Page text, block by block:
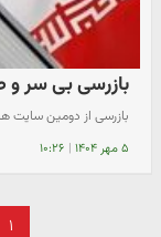
بازرسی بی سر و
بازرسی از دومین سایت
۵ مهر ۱۴۰۴ | ۱۰:۲۶
۱